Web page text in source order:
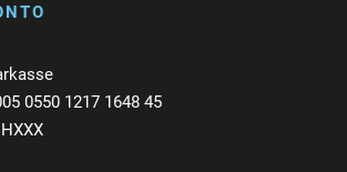
0550 1217 1648 45